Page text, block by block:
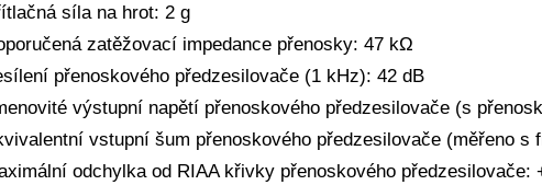
síla na hrot: 2 g
zatěžovací impedance přenosky: 47 kΩ
přenoskového předzesilovače (1 kHz): 42 dB
výstupní napětí přenoskového předzesilovače (s
vstupní šum přenoskového předzesilovače (měřeno s
odchylka od RIAA křivky přenoskového